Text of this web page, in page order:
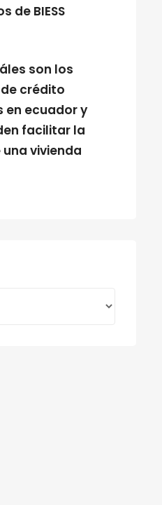
de BIESS
son los
crédito
en ecuador y
facilitar la
vivienda